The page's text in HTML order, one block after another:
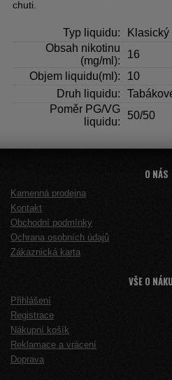
chuti.
Typ liquidu:
Klasický
Obsah nikotinu
(mg/ml):
16
Objem liquidu(ml):
10
Druh liquidu:
Poměr PG/VG
liquidu:
50/50
O NÁS
Kamenná prodejna
Kontakt
Obchodní podmínky
Ochrana osobních údajů
Zákaznická karta
VŠE O
Přihlášení
Registrace
Nákupní košík
Reklamace a vrácení
Doprava